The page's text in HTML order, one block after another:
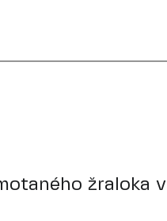
žraloka v